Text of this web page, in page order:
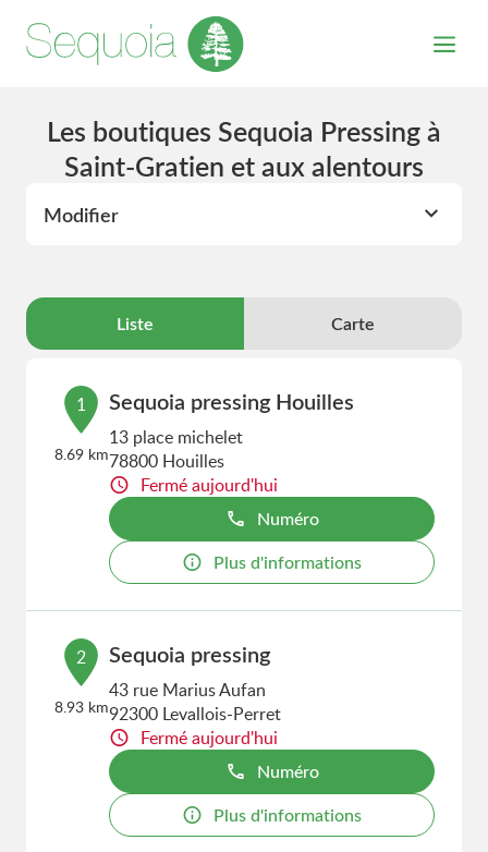
Les boutiques Sequoia Pressing à
Saint-Gratien et aux alentours
Modifier
Liste Carte
1
8.69 km
Sequoia pressing Houilles
13 place michelet
78800 Houilles
Fermé aujourd'hui
Numéro
Plus d'informations
2
8.93 km
Sequoia pressing
43 rue Marius Aufan
92300 Levallois-Perret
Fermé aujourd'hui
Numéro
Plus d'informations